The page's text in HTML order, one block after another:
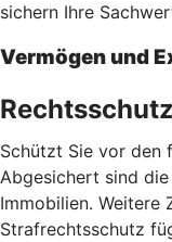
sichern Ihre
Vermögen und
Schützt Sie vor den
Abgesichert sind die
Immobilien. Weitere
Strafrechtsschutz